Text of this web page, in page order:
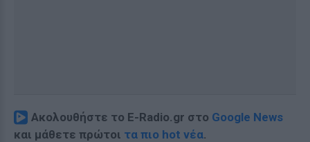
Ακολουθήστε το E-Radio.gr στο Google News
και μάθετε πρώτοι τα πιο hot νέα.